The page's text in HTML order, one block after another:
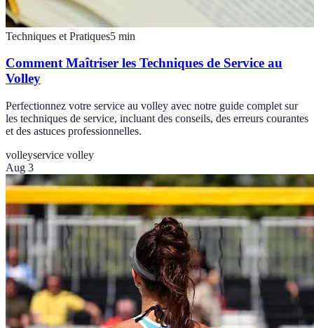
Techniques et Pratiques5 min
Comment Maîtriser les Techniques de Service au
Volley
Perfectionnez votre service au volley avec notre guide complet sur
les techniques de service, incluant des conseils, des erreurs courantes
et des astuces professionnelles.
volleyservice volley
Aug 3